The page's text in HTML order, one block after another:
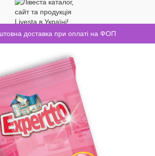
доставка при оплаті на ФОП